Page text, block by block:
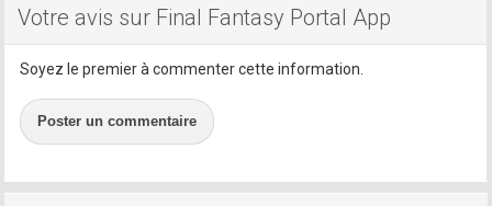
Votre avis sur Final Fantasy Portal App
Soyez le premier à commenter cette information.
Poster un commentaire